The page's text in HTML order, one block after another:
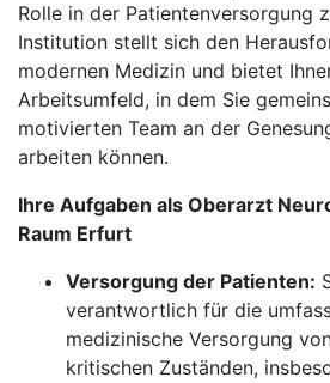
Rolle in der Patientenversorgung
Institution stellt sich den
modernen Medizin und bietet
Arbeitsumfeld, in dem Sie
motivierten Team an der
arbeiten können.
Ihre Aufgaben als Oberarzt
Raum Erfurt
Versorgung der Patienten:
verantwortlich für die
medizinische Versorgung
kritischen Zuständen,